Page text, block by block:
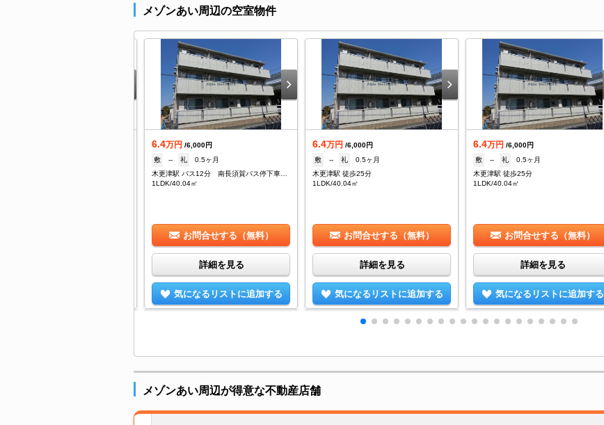
メゾンあい周辺の空室物件
6.4万円 /6,000円
敷
-- 礼
0.5ヶ月
木更津駅 バス12分 南長須賀バス停下車：停歩4分
1LDK/40.04㎡
お問合せする（無料）
詳細を見る
気になるリストに追加する
6.4万円 /6,000円
敷
-- 礼
0.5ヶ月
木更津駅 徒歩25分
1LDK/40.04㎡
お問合せする（無料）
詳細を見る
気になるリストに追加する
6.4万円 /6,000円
敷
-- 礼
0.5ヶ月
木更津駅 徒歩25分
1LDK/40.04㎡
お問合せする（無料）
詳細を見る
気になるリストに追加する
メゾンあい周辺が得意な不動産店舗